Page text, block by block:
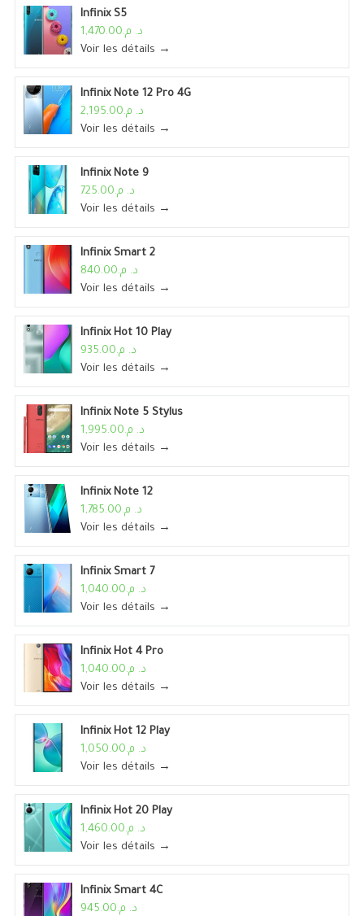
Infinix S5
د. م.1,470.00
Voir les détails →
Infinix Note 12 Pro 4G
د. م.2,195.00
Voir les détails →
Infinix Note 9
د. م.725.00
Voir les détails →
Infinix Smart 2
د. م.840.00
Voir les détails →
Infinix Hot 10 Play
د. م.935.00
Voir les détails →
Infinix Note 5 Stylus
د. م.1,995.00
Voir les détails →
Infinix Note 12
د. م.1,785.00
Voir les détails →
Infinix Smart 7
د. م.1,040.00
Voir les détails →
Infinix Hot 4 Pro
د. م.1,040.00
Voir les détails →
Infinix Hot 12 Play
د. م.1,050.00
Voir les détails →
Infinix Hot 20 Play
د. م.1,460.00
Voir les détails →
Infinix Smart 4C
د. م.945.00